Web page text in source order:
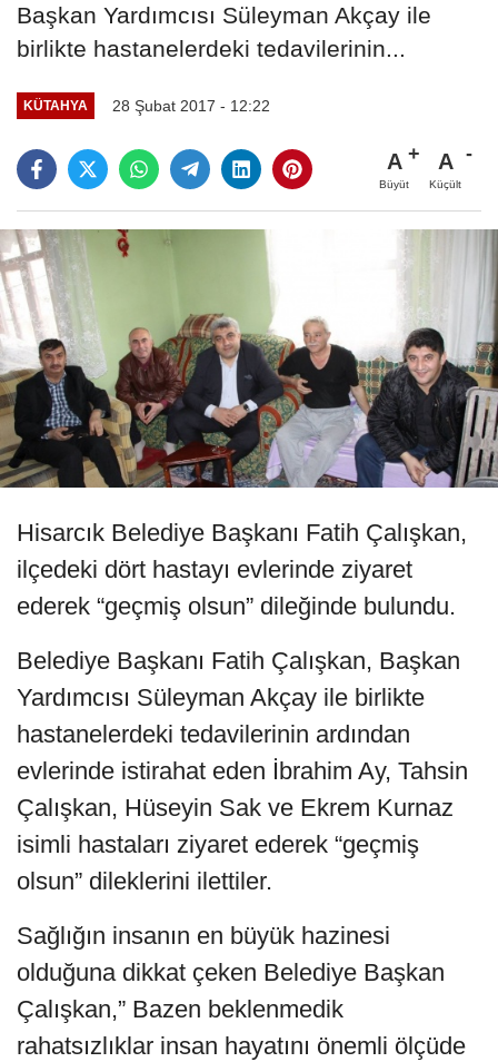
Başkan Yardımcısı Süleyman Akçay ile
birlikte hastanelerdeki tedavilerinin...
KÜTAHYA 28 Şubat 2017 - 12:22
A
Büyüt
A
Küçült
Hisarcık Belediye Başkanı Fatih Çalışkan,
ilçedeki dört hastayı evlerinde ziyaret
ederek “geçmiş olsun” dileğinde bulundu.
Belediye Başkanı Fatih Çalışkan, Başkan
Yardımcısı Süleyman Akçay ile birlikte
hastanelerdeki tedavilerinin ardından
evlerinde istirahat eden İbrahim Ay, Tahsin
Çalışkan, Hüseyin Sak ve Ekrem Kurnaz
isimli hastaları ziyaret ederek “geçmiş
olsun” dileklerini ilettiler.
Sağlığın insanın en büyük hazinesi
olduğuna dikkat çeken Belediye Başkan
Çalışkan,” Bazen beklenmedik
rahatsızlıklar insan hayatını önemli ölçüde